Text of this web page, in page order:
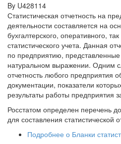
By U428114
Статистическая отчетность на
деятельности составляется на
бухгалтерского, оперативного,
статистического учета. Данная
по предприятию,
натуральном выражении. Одним
отчетность любого предприятия
документации, показатели
результаты работы предприятия
Росстатом определен перечень
для составления статистической
Подробнее о Бланки